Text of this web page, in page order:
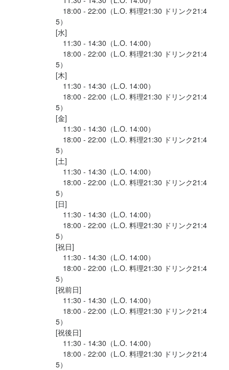
18:00 - 22:00（L.O. 料理21:30 ドリンク21:4
5）
[水]
11:30 - 14:30（L.O. 14:00）
18:00 - 22:00（L.O. 料理21:30 ドリンク21:4
5）
[木]
11:30 - 14:30（L.O. 14:00）
18:00 - 22:00（L.O. 料理21:30 ドリンク21:4
5）
[金]
11:30 - 14:30（L.O. 14:00）
18:00 - 22:00（L.O. 料理21:30 ドリンク21:4
5）
[土]
11:30 - 14:30（L.O. 14:00）
18:00 - 22:00（L.O. 料理21:30 ドリンク21:4
5）
[日]
11:30 - 14:30（L.O. 14:00）
18:00 - 22:00（L.O. 料理21:30 ドリンク21:4
5）
[祝日]
11:30 - 14:30（L.O. 14:00）
18:00 - 22:00（L.O. 料理21:30 ドリンク21:4
5）
[祝前日]
11:30 - 14:30（L.O. 14:00）
18:00 - 22:00（L.O. 料理21:30 ドリンク21:4
5）
[祝後日]
11:30 - 14:30（L.O. 14:00）
18:00 - 22:00（L.O. 料理21:30 ドリンク21:4
5）